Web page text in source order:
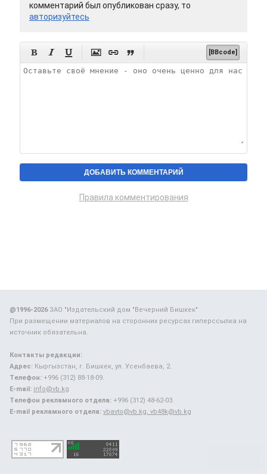
комментарий был опубликован сразу, то
авторизуйтесь
      [BBcode]
Правила комментирования
@1996-2026ЗАО "Издательский дом "Вечерний Бишкек"
При размещении материалов на сторонних ресурсах гиперссылка на
источник обязательна.
Контакты редакции:
Адрес: Кыргызстан, г. Бишкек, ул. Усенбаева, 2.
Телефон: +996 (312) 88-18-09.
E-mail: info@vb.kg
Телефон рекламного отдела: +996 (312) 48-62-03.
E-mail рекламного отдела: vbavto@vb.kg, vb48k@vb.kg